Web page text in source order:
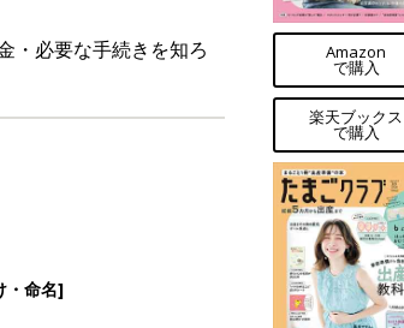
・必要な手続きを知ろ
・命名]
Amazon
で購入
楽天ブックス
で購入